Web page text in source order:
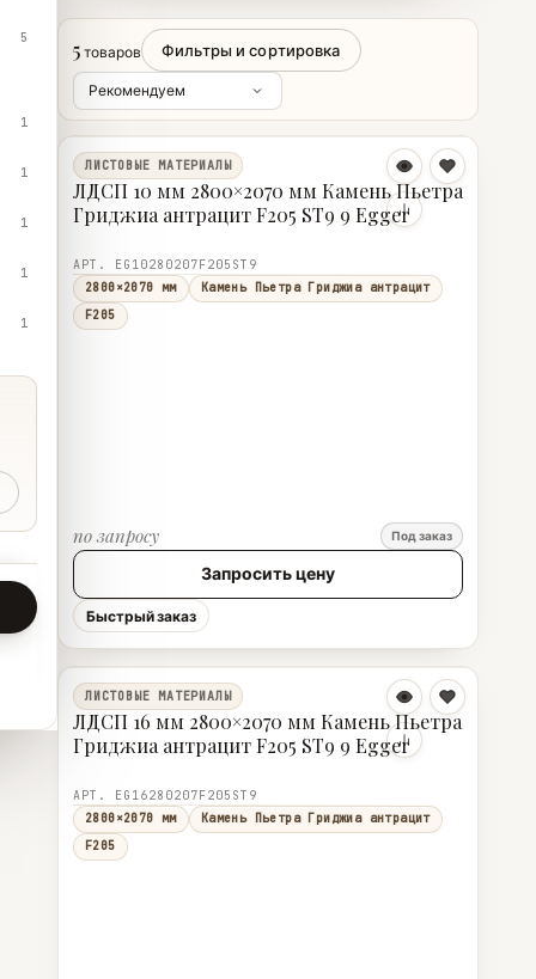
5
1
1
1
1
1
5 товаров Фильтры и сортировка
ЛИСТОВЫЕ МАТЕРИАЛЫ
ЛДСП 10 мм 2800×2070 мм Камень Пьетра
Гриджиа антрацит F205 ST9 9 Egger
АРТ. EG10280207F205ST9
2800×2070 мм
Камень Пьетра Гриджиа антрацит
F205
по запросу Под заказ
Запросить цену
Быстрый заказ
ЛИСТОВЫЕ МАТЕРИАЛЫ
ЛДСП 16 мм 2800×2070 мм Камень Пьетра
Гриджиа антрацит F205 ST9 9 Egger
АРТ. EG16280207F205ST9
2800×2070 мм
Камень Пьетра Гриджиа антрацит
F205